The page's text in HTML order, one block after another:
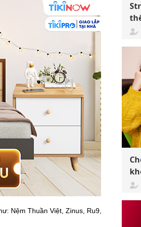
Nệm Thuần Việt, Zinus, Ru9,